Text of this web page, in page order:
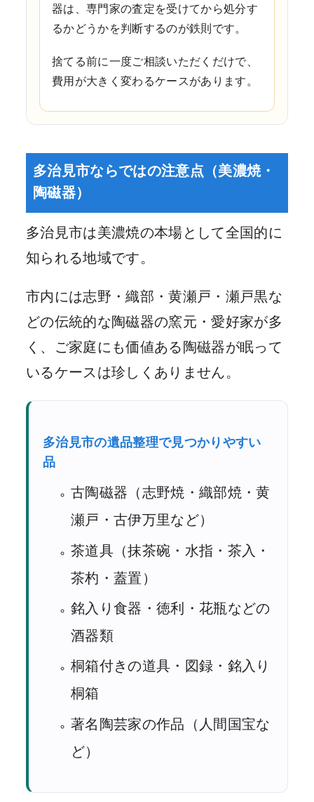
器は、専門家の査定を受けてから処分す
るかどうかを判断するのが鉄則です。
捨てる前に一度ご相談いただくだけで、
費用が大きく変わるケースがあります。
多治見市ならではの注意点（美濃焼・
陶磁器）
多治見市は美濃焼の本場として全国的に
知られる地域です。
市内には志野・織部・黄瀬戸・瀬戸黒な
どの伝統的な陶磁器の窯元・愛好家が多
く、ご家庭にも価値ある陶磁器が眠って
いるケースは珍しくありません。
多治見市の遺品整理で見つかりやすい
品
古陶磁器（志野焼・織部焼・黄
瀬戸・古伊万里など）
茶道具（抹茶碗・水指・茶入・
茶杓・蓋置）
銘入り食器・徳利・花瓶などの
酒器類
桐箱付きの道具・図録・銘入り
桐箱
著名陶芸家の作品（人間国宝な
ど）